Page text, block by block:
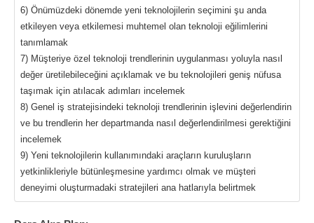
6) Önümüzdeki dönemde yeni teknolojilerin seçimini şu anda
etkileyen veya etkilemesi muhtemel olan teknoloji eğilimlerini
tanımlamak
7) Müşteriye özel teknoloji trendlerinin uygulanması yoluyla nasıl
değer üretilebileceğini açıklamak ve bu teknolojileri geniş nüfusa
taşımak için atılacak adımları incelemek
8) Genel iş stratejisindeki teknoloji trendlerinin işlevini değerlendirin
ve bu trendlerin her departmanda nasıl değerlendirilmesi gerektiğini
incelemek
9) Yeni teknolojilerin kullanımındaki araçların kuruluşların
yetkinlikleriyle bütünleşmesine yardımcı olmak ve müşteri
deneyimi oluşturmadaki stratejileri ana hatlarıyla belirtmek